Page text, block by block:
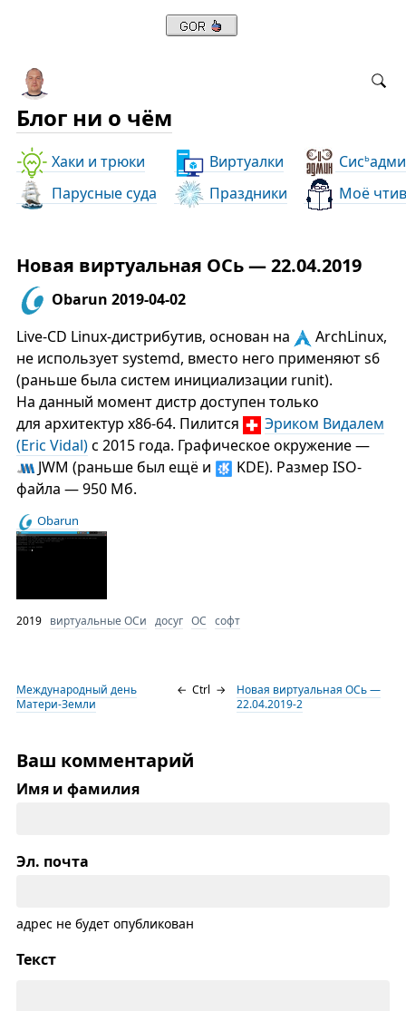
Блог ни о чём
Хаки и трюки Виртуалки Сись
Парусные суда
Праздники Моё
Новая виртуальная ОСь — 22.04.2019
Obarun 2019-04-02
Live-CD Linux-дистрибутив, основан на
ArchLinux,
не использует systemd, вместо него применяют s6
(раньше была систем инициализации runit).
На данный момент дистр доступен только
для архитектур x86-64. Пилится
Эриком Видалем
(Eric Vidal)с 2015 года. Графическое окружение —
JWM (раньше был ещё и
KDE). Размер ISO-
файла — 950 Мб.
Obarun
2019 виртуальные ОСи досуг ОС софт
Международный день
Матери-Земли
← Ctrl →
Новая виртуальная ОСь —
22.04.2019-2
Ваш комментарий
Имя и фамилия
Эл. почта
адрес не будет опубликован
Текст